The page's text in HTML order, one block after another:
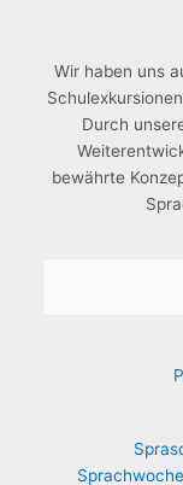
Wir haben uns
Durch
bewährte